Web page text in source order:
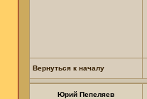
Вернуться к началу
Юрий Пепеляев